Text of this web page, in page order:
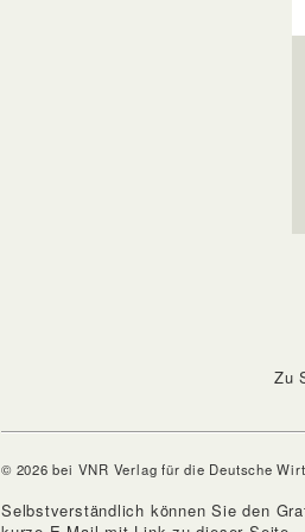
Zu
© 2026 bei VNR Verlag für die Deutsche
Selbstverständlich können Sie den